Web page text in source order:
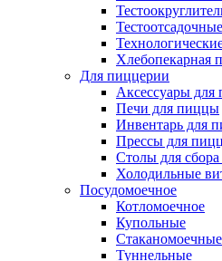
Хлебопекарная
Для пиццерии
Аксессуары
Печи для пиццы
Инвентарь для
Прессы для
Столы для
Холодильные
Посудомоечное
Котломоечное
Купольные
Стаканомоечные
Туннельные